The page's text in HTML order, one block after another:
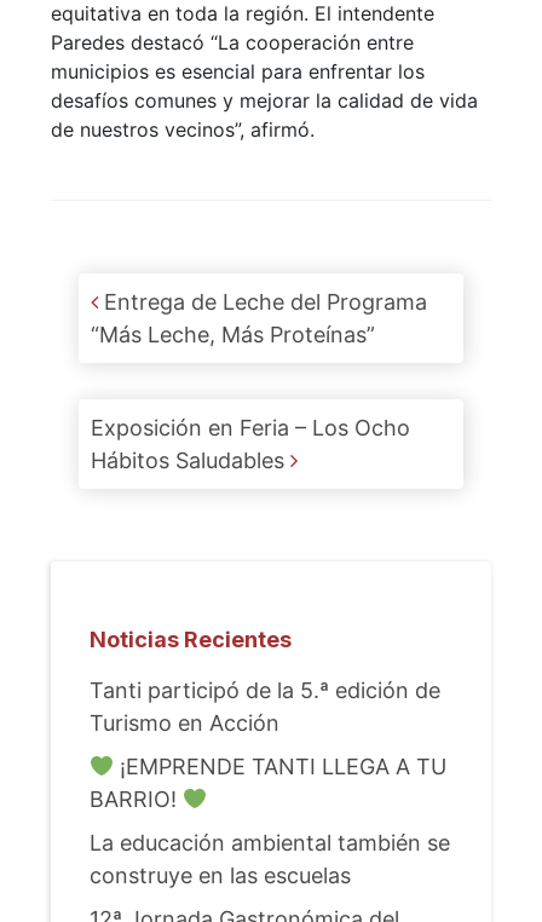
equitativa en toda la región. El intendente
Paredes destacó “La cooperación entre
municipios es esencial para enfrentar los
desafíos comunes y mejorar la calidad de vida
de nuestros vecinos”, afirmó.
Post navigation
Entrega de Leche del Programa
“Más Leche, Más Proteínas”
Exposición en Feria – Los Ocho
Hábitos Saludables
Noticias Recientes
Tanti participó de la 5.ª edición de
Turismo en Acción
¡EMPRENDE TANTI LLEGA A TU
BARRIO!
La educación ambiental también se
construye en las escuelas